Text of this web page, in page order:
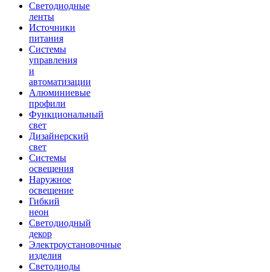
Светодиодные
ленты
Источники
питания
Системы
управления
и
автоматизации
Алюминиевые
профили
Функциональный
свет
Дизайнерский
свет
Системы
освещения
Наружное
освещение
Гибкий
неон
Светодиодный
декор
Электроустановочные
изделия
Светодиоды